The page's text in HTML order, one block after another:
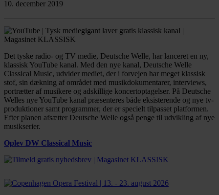
10. december 2019
Det tyske radio- og TV medie, Deutsche Welle, har lanceret en ny,
klassisk YouTube kanal. Med den nye kanal, Deutsche Welle
Classical Music, udvider mediet, der i forvejen har meget klassisk
stof, sin dækning af området med musikdokumentarer, interviews,
portrætter af musikere og adskillige koncertoptagelser. På Deutsche
Welles nye YouTube kanal præsenteres både eksisterende og nye tv-
produktioner samt programmer, der er specielt tilpasset platformen.
Efter planen afsætter Deutsche Welle også penge til udvikling af nye
musikserier.
Oplev DW Classical Music